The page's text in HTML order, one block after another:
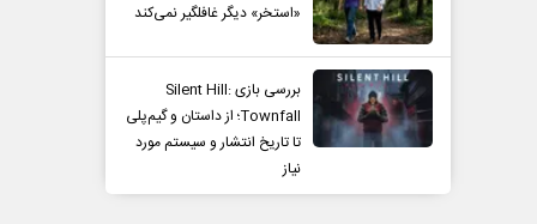
«استخر» دیگر غافلگیر نمی‌کند
بررسی بازی Silent Hill:
Townfall؛ از داستان و گیم‌پلی
تا تاریخ انتشار و سیستم مورد
نیاز